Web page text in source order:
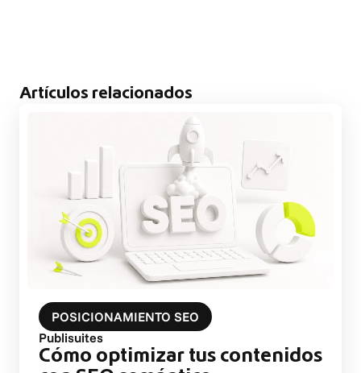
Artículos relacionados
POSICIONAMIENTO SEO
Publisuites
Cómo optimizar tus contenidos